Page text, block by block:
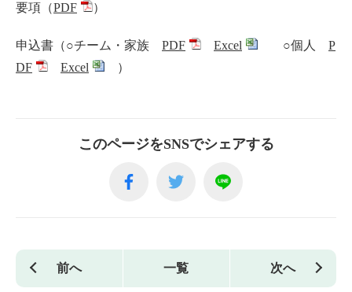
要項（PDF ）
申込書（○チーム・家族 PDF Excel ○個人 P
DF
Excel ）
このページをSNSでシェアする
前へ 一覧 次へ